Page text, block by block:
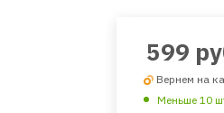
599
Вернем на
Меньше 10